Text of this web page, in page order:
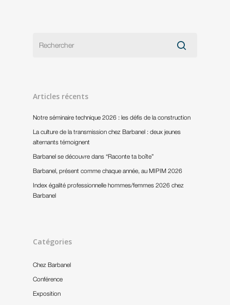
Articles récents
Notre séminaire technique 2026 : les défis de la construction
La culture de la transmission chez Barbanel : deux jeunes
alternants témoignent
Barbanel se découvre dans “Raconte ta boîte”
Barbanel, présent comme chaque année, au MIPIM 2026
Index égalité professionnelle hommes/femmes 2026 chez
Barbanel
Catégories
Chez Barbanel
Conférence
Exposition